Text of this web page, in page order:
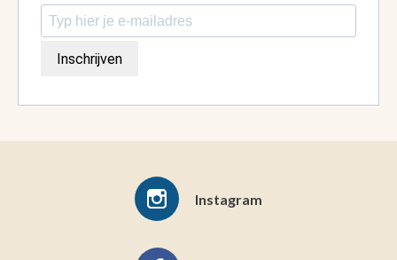
Inschrijven
Instagram